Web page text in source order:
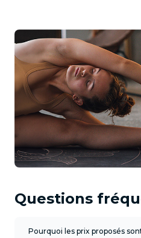
Questions
Pourquoi les prix proposés